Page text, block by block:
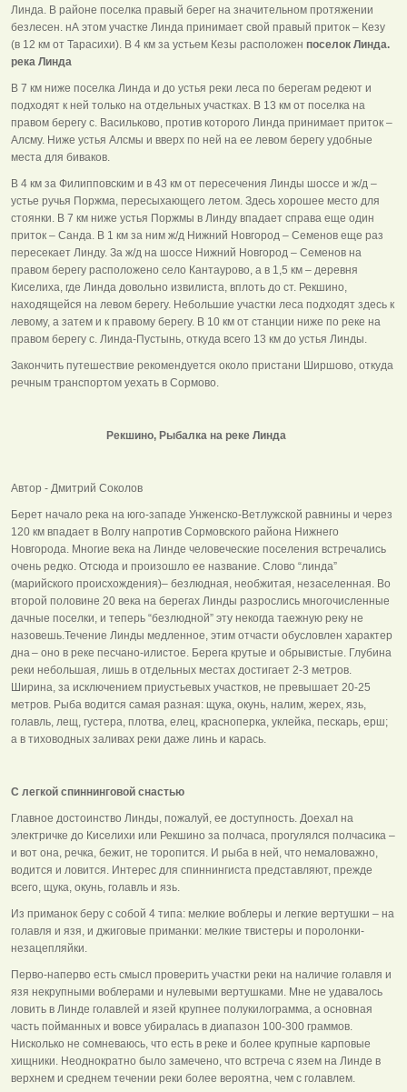
Линда. В районе поселка правый берег на значительном протяжении
безлесен. нА этом участке Линда принимает свой правый приток – Кезу
(в 12 км от Тарасихи). В 4 км за устьем Кезы расположен поселок Линда.
река Линда
В 7 км ниже поселка Линда и до устья реки леса по берегам редеют и
подходят к ней только на отдельных участках. В 13 км от поселка на
правом берегу с. Васильково, против которого Линда принимает приток –
Алсму. Ниже устья Алсмы и вверх по ней на ее левом берегу удобные
места для биваков.
В 4 км за Филипповским и в 43 км от пересечения Линды шоссе и ж/д –
устье ручья Поржма, пересыхающего летом. Здесь хорошее место для
стоянки. В 7 км ниже устья Поржмы в Линду впадает справа еще один
приток – Санда. В 1 км за ним ж/д Нижний Новгород – Семенов еще раз
пересекает Линду. За ж/д на шоссе Нижний Новгород – Семенов на
правом берегу расположено село Кантаурово, а в 1,5 км – деревня
Киселиха, где Линда довольно извилиста, вплоть до ст. Рекшино,
находящейся на левом берегу. Небольшие участки леса подходят здесь к
левому, а затем и к правому берегу. В 10 км от станции ниже по реке на
правом берегу с. Линда-Пустынь, откуда всего 13 км до устья Линды.
Закончить путешествие рекомендуется около пристани Ширшово, откуда
речным транспортом уехать в Сормово.
Рекшино, Рыбалка на реке Линда
Автор - Дмитрий Соколов
Берет начало река на юго-западе Унженско-Ветлужской равнины и через
120 км впадает в Волгу напротив Сормовского района Нижнего
Новгорода. Многие века на Линде человеческие поселения встречались
очень редко. Отсюда и произошло ее название. Слово “линда”
(марийского происхождения)– безлюдная, необжитая, незаселенная. Во
второй половине 20 века на берегах Линды разрослись многочисленные
дачные поселки, и теперь “безлюдной” эту некогда таежную реку не
назовешь.Течение Линды медленное, этим отчасти обусловлен характер
дна – оно в реке песчано-илистое. Берега крутые и обрывистые. Глубина
реки небольшая, лишь в отдельных местах достигает 2-3 метров.
Ширина, за исключением приустьевых участков, не превышает 20-25
метров. Рыба водится самая разная: щука, окунь, налим, жерех, язь,
голавль, лещ, густера, плотва, елец, красноперка, уклейка, пескарь, ерш;
а в тиховодных заливах реки даже линь и карась.
С легкой спиннинговой снастью
Главное достоинство Линды, пожалуй, ее доступность. Доехал на
электричке до Киселихи или Рекшино за полчаса, прогулялся полчасика –
и вот она, речка, бежит, не торопится. И рыба в ней, что немаловажно,
водится и ловится. Интерес для спиннингиста представляют, прежде
всего, щука, окунь, голавль и язь.
Из приманок беру с собой 4 типа: мелкие воблеры и легкие вертушки – на
голавля и язя, и джиговые приманки: мелкие твистеры и поролонки-
незацепляйки.
Перво-наперво есть смысл проверить участки реки на наличие голавля и
язя некрупными воблерами и нулевыми вертушками. Мне не удавалось
ловить в Линде голавлей и язей крупнее полукилограмма, а основная
часть пойманных и вовсе убиралась в диапазон 100-300 граммов.
Нисколько не сомневаюсь, что есть в реке и более крупные карповые
хищники. Неоднократно было замечено, что встреча с язем на Линде в
верхнем и среднем течении реки более вероятна, чем с голавлем.